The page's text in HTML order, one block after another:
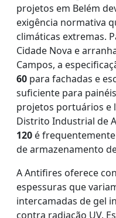
projetos em Belém
exigência normativa
climáticas extremas.
Cidade Nova e
Campos, a
60 para fachadas e
suficiente para
projetos portuários e
Distrito Industrial de
120 é
de armazenamento
A Antifires oferece
espessuras que
intercamadas de gel
contra radiação UV.